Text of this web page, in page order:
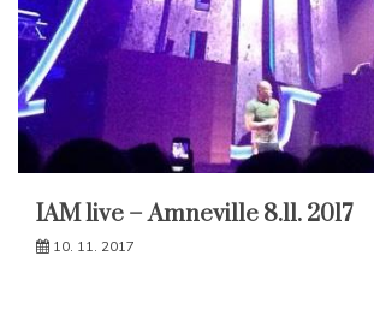
IAM live – Amneville 8.11. 2017
10. 11. 2017